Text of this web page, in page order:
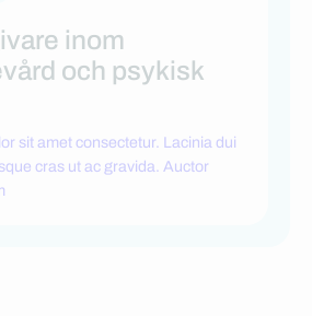
inom
och psykisk
sit amet consectetur. Lacinia dui
cras ut ac gravida. Auctor